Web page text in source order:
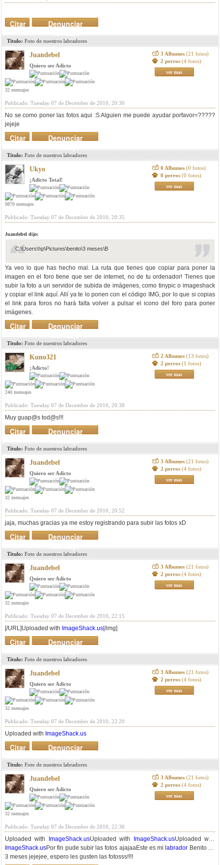
Denunciar
mensaje
Citar
Titulo: Foto de nuestros labradores
Juandebel
Quiero ser Adicto
32 mensajes
3 Albumes (21 fotos)
2 perros (4 fotos)
ver mas
Publicado: Tuesday 07 de December de 2010, 20:30
No se como poner las fotos aqui :S Alguien me puede ayudar porfavor=?????
jejeje
Denunciar
mensaje
Citar
Titulo: Foto de nuestros labradores
Ukyo
¡Adicto Total!
9870 mensajes
0 Albumes (0 fotos)
0 perros (0 fotos)
ver mas
Publicado: Tuesday 07 de December de 2010, 20:35
Juandebel dijo:
C:\Users\hp\Pictures\benito\3 meses\B
Ya veo lo que has hecho mal. La ruta que tienes que copiar para poner la
imagen en el foro tiene que ser de internet, no de tu ordenador! Tienes que
subir la foto a un servidor de subida de imágenes, como tinypic o imageshack
y copiar el link aquí. Allí ya te lo ponen con el código IMG, por lo que si copias
el link para foros no hará falta volver a pulsar el icono del foro para poner
imágenes.
Denunciar
mensaje
Citar
Titulo: Foto de nuestros labradores
Kuno321
¡Adicto!
240 mensajes
2 Albumes (13 fotos)
2 perros (1 fotos)
ver mas
Publicado: Tuesday 07 de December de 2010, 20:38
Muy guap@s tod@s!!!
Denunciar
mensaje
Citar
Titulo: Foto de nuestros labradores
Juandebel
Quiero ser Adicto
32 mensajes
3 Albumes (21 fotos)
2 perros (4 fotos)
ver mas
Publicado: Tuesday 07 de December de 2010, 20:52
jaja, muchas gracias ya me estoy registrando para subir las fotos xD
Denunciar
mensaje
Citar
Titulo: Foto de nuestros labradores
Juandebel
Quiero ser Adicto
32 mensajes
3 Albumes (21 fotos)
2 perros (4 fotos)
ver mas
Publicado: Tuesday 07 de December de 2010, 22:15
[/URL]Uploaded with ImageShack.us[/img]
Denunciar
mensaje
Citar
Titulo: Foto de nuestros labradores
Juandebel
Quiero ser Adicto
32 mensajes
3 Albumes (21 fotos)
2 perros (4 fotos)
ver mas
Publicado: Tuesday 07 de December de 2010, 22:20
Uploaded with ImageShack.us
Denunciar
mensaje
Citar
Titulo: Foto de nuestros labradores
Juandebel
Quiero ser Adicto
32 mensajes
3 Albumes (21 fotos)
2 perros (4 fotos)
ver mas
Publicado: Tuesday 07 de December de 2010, 22:36
Uploaded with ImageShack.usUploaded with ImageShack.usUploaded with
ImageShack.usPor fin pude subir las fotos ajajaaEste es mi labrador Benito de
3 meses jejejee, espero les gusten las fotosss!!!!